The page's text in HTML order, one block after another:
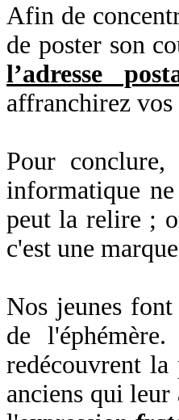
Afin de
de poster son
l’adresse
affranchirez
Pour
informatique
peut la relire ;
c'est une
Nos jeunes
de
redécouvrent
anciens qui leur